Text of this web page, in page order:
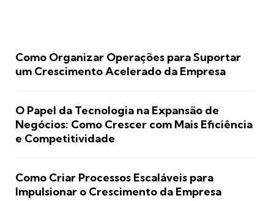
Como Organizar Operações para Suportar
um Crescimento Acelerado da Empresa
O Papel da Tecnologia na Expansão de
Negócios: Como Crescer com Mais Eficiência
e Competitividade
Como Criar Processos Escaláveis para
Impulsionar o Crescimento da Empresa